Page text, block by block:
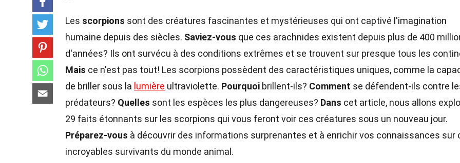
Les scorpions sont des créatures fascinantes et mystérieuses qui ont captivé l'imagination
humaine depuis des siècles. Saviez-vous que ces arachnides existent depuis plus de 400
d'années? Ils ont survécu à des conditions extrêmes et se trouvent sur presque tous les
Mais ce n'est pas tout! Les scorpions possèdent des caractéristiques uniques, comme la
de briller sous la lumière ultraviolette. Pourquoi brillent-ils? Comment se défendent-ils contre
prédateurs? Quelles sont les espèces les plus dangereuses? Dans cet article, nous allons
29 faits étonnants sur les scorpions qui vous feront voir ces créatures sous un nouveau jour.
Préparez-vous à découvrir des informations surprenantes et à enrichir vos connaissances sur
incroyables survivants du monde animal.